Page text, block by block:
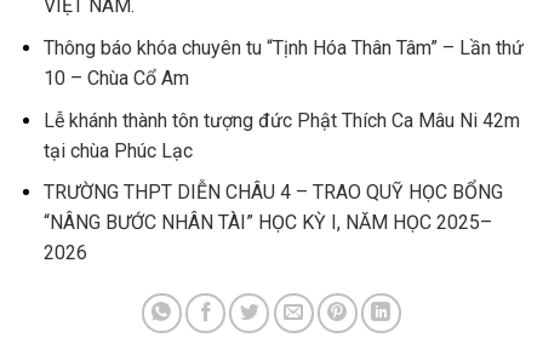
VIỆT NAM.
Thông báo khóa chuyên tu “Tịnh Hóa Thân Tâm” – Lần thứ
10 – Chùa Cổ Am
Lễ khánh thành tôn tượng đức Phật Thích Ca Mâu Ni 42m
tại chùa Phúc Lạc
TRƯỜNG THPT DIỄN CHÂU 4 – TRAO QUỸ HỌC BỔNG
“NÂNG BƯỚC NHÂN TÀI” HỌC KỲ I, NĂM HỌC 2025–
2026